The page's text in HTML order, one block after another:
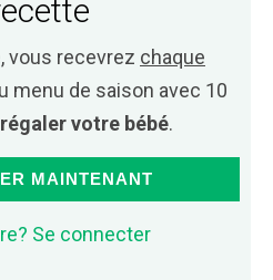
vous recevrez chaque
menu de saison avec 10
régaler votre bébé.
MAINTENANT
Se connecter